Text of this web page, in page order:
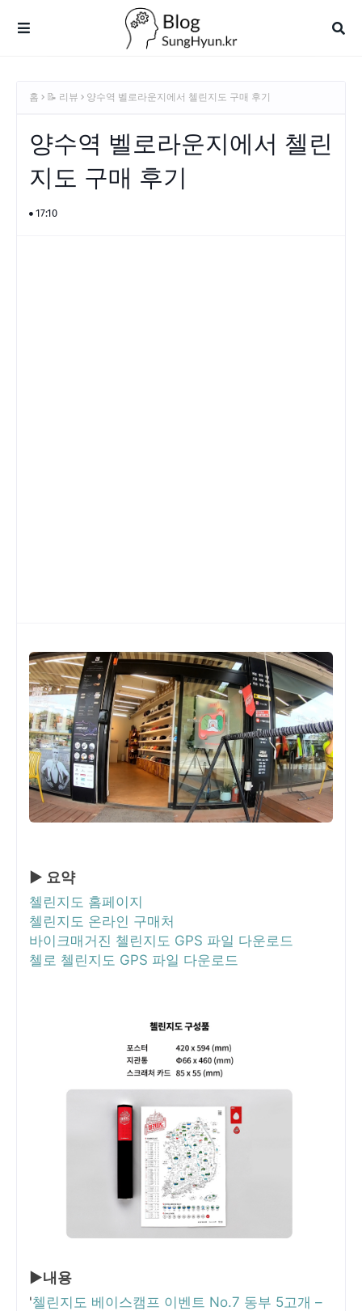
홈 📝 리뷰 양수역 벨로라운지에서 첼린지도 구매 후기
양수역 벨로라운지에서 첼린
지도 구매 후기
17:10
▶ 요약
첼린지도 홈페이지
첼린지도 온라인 구매처
바이크매거진 첼린지도 GPS 파일 다운로드
첼로 첼린지도 GPS 파일 다운로드
▶내용
'첼린지도 베이스캠프 이벤트 No.7 동부 5고개 –